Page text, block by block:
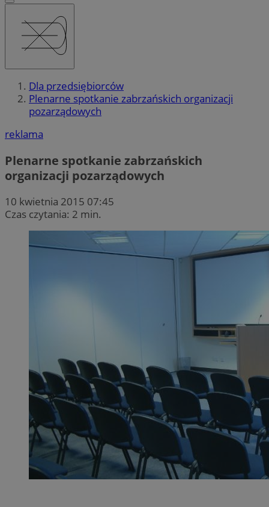
Dla przedsiębiorców
Plenarne spotkanie zabrzańskich organizacji
pozarządowych
reklama
Plenarne spotkanie zabrzańskich
organizacji pozarządowych
10 kwietnia 2015 07:45
Czas czytania: 2 min.